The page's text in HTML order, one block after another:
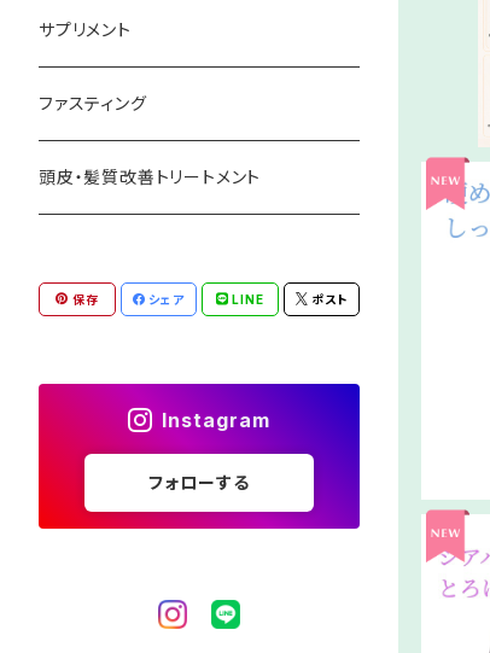
サプリメント
ファスティング
頭皮・髪質改善トリートメント
保存 シェア LINE ポスト
Instagram
フォローする